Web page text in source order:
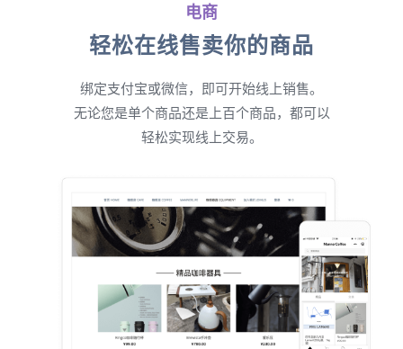
电商
轻松在线售卖你的商品
绑定支付宝或微信，即可开始线上销售。
无论您是单个商品还是上百个商品，都可以
轻松实现线上交易。